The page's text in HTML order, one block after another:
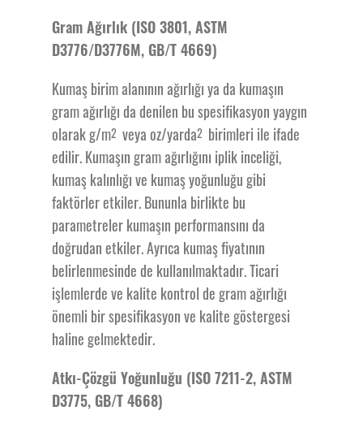
Gram Ağırlık (ISO 3801, ASTM
D3776/D3776M, GB/T 4669)
Kumaş birim alanının ağırlığı ya da kumaşın
gram ağırlığı da denilen bu spesifikasyon yaygın
olarak g/m2 veya oz/yarda2 birimleri ile ifade
edilir. Kumaşın gram ağırlığını iplik inceliği,
kumaş kalınlığı ve kumaş yoğunluğu gibi
faktörler etkiler. Bununla birlikte bu
parametreler kumaşın performansını da
doğrudan etkiler. Ayrıca kumaş fiyatının
belirlenmesinde de kullanılmaktadır. Ticari
işlemlerde ve kalite kontrol de gram ağırlığı
önemli bir spesifikasyon ve kalite göstergesi
haline gelmektedir.
Atkı-Çözgü Yoğunluğu (ISO 7211-2, ASTM
D3775, GB/T 4668)